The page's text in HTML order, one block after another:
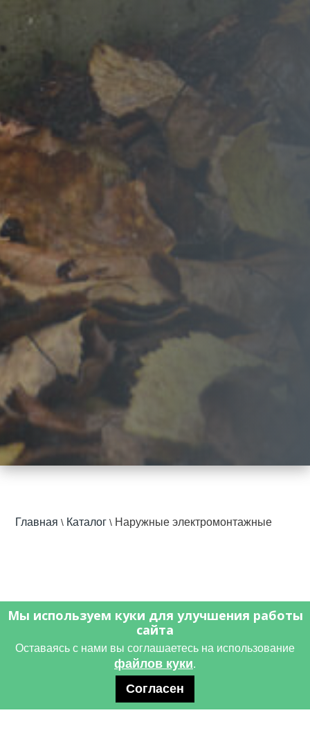
Главная\ Каталог \ Наружные электромонтажные
Наружные
электромонтажные
Мы используем куки для улучшения работы
сайта
Оставаясь с нами вы соглашаетесь на использование
файлов куки.
Согласен